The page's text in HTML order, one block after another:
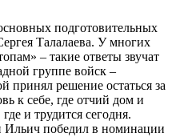
подготовительных
Талалаева. У многих
– такие ответы звучат
группе войск –
принял решение остаться за
к себе, где отчий дом и
и трудится сегодня.
Ильич победил в номинации